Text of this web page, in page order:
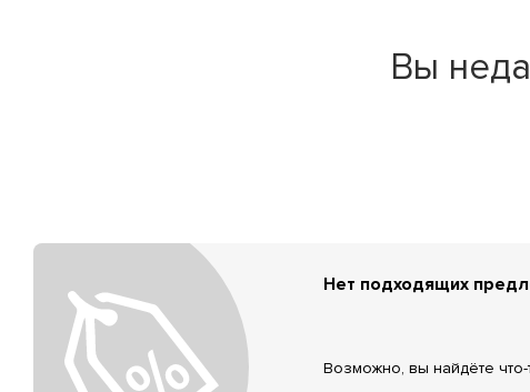
Вы
Нет подходящих
Возможно, вы найдёте